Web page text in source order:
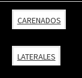
CARENADOS
LATERALES